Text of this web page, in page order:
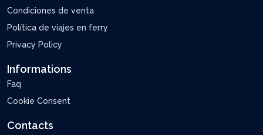
Condiciones de venta
Política de viajes en ferry
Privacy Policy
Informations
Faq
Cookie Consent
Contacts